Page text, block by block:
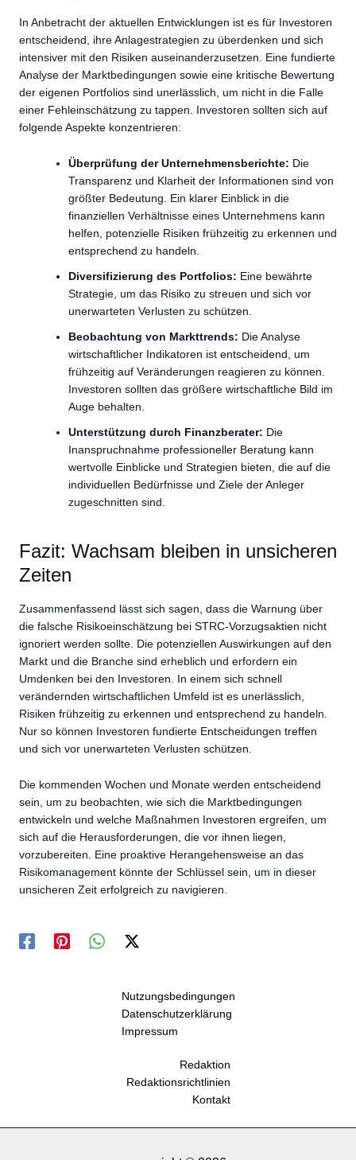
In Anbetracht der aktuellen Entwicklungen ist es für Investoren
entscheidend, ihre Anlagestrategien zu überdenken und sich
intensiver mit den Risiken auseinanderzusetzen. Eine fundierte
Analyse der Marktbedingungen sowie eine kritische Bewertung
der eigenen Portfolios sind unerlässlich, um nicht in die Falle
einer Fehleinschätzung zu tappen. Investoren sollten sich auf
folgende Aspekte konzentrieren:
Überprüfung der Unternehmensberichte: Die
Transparenz und Klarheit der Informationen sind von
größter Bedeutung. Ein klarer Einblick in die
finanziellen Verhältnisse eines Unternehmens kann
helfen, potenzielle Risiken frühzeitig zu erkennen und
entsprechend zu handeln.
Diversifizierung des Portfolios: Eine bewährte
Strategie, um das Risiko zu streuen und sich vor
unerwarteten Verlusten zu schützen.
Beobachtung von Markttrends: Die Analyse
wirtschaftlicher Indikatoren ist entscheidend, um
frühzeitig auf Veränderungen reagieren zu können.
Investoren sollten das größere wirtschaftliche Bild im
Auge behalten.
Unterstützung durch Finanzberater: Die
Inanspruchnahme professioneller Beratung kann
wertvolle Einblicke und Strategien bieten, die auf die
individuellen Bedürfnisse und Ziele der Anleger
zugeschnitten sind.
Fazit: Wachsam bleiben in unsicheren
Zeiten
Zusammenfassend lässt sich sagen, dass die Warnung über
die falsche Risikoeinschätzung bei STRC-Vorzugsaktien nicht
ignoriert werden sollte. Die potenziellen Auswirkungen auf den
Markt und die Branche sind erheblich und erfordern ein
Umdenken bei den Investoren. In einem sich schnell
verändernden wirtschaftlichen Umfeld ist es unerlässlich,
Risiken frühzeitig zu erkennen und entsprechend zu handeln.
Nur so können Investoren fundierte Entscheidungen treffen
und sich vor unerwarteten Verlusten schützen.
Die kommenden Wochen und Monate werden entscheidend
sein, um zu beobachten, wie sich die Marktbedingungen
entwickeln und welche Maßnahmen Investoren ergreifen, um
sich auf die Herausforderungen, die vor ihnen liegen,
vorzubereiten. Eine proaktive Herangehensweise an das
Risikomanagement könnte der Schlüssel sein, um in dieser
unsicheren Zeit erfolgreich zu navigieren.
Nutzungsbedingungen
Datenschutzerklärung
Impressum
Redaktion
Redaktionsrichtlinien
Kontakt